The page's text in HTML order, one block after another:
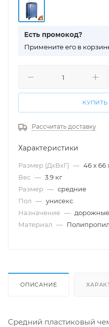
Есть промокод?
Примените его в
КУПИТЬ
Рассчитать доставку
Характеристики
Размер (ДхВхГ) — 46 х 66
Вес — 3.9 кг
Размер — cредние
Пол — унисекс
Назначение — дорожные
Материал —
ОПИСАНИЕ
Средний пластиковый